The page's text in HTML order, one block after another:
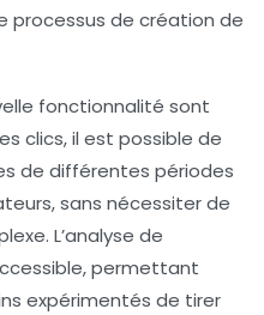
processus de création de
fonctionnalité sont
clics, il est possible de
de différentes périodes
sans nécessiter de
L’analyse de
permettant
expérimentés de tirer